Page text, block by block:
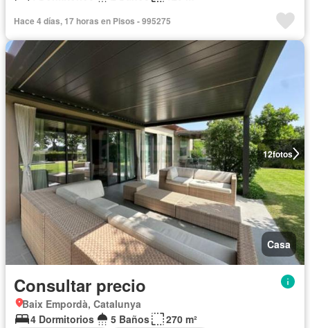
Hace 4 días, 17 horas en Pisos - 995275
12fotos
Casa
Consultar precio
Baix Empordà, Catalunya
4 Dormitorios
5 Baños
270 m²